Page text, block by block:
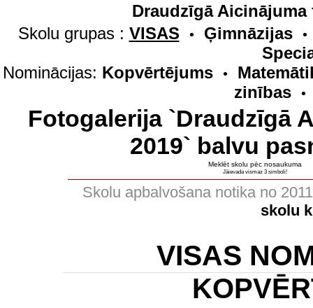
Draudzīgā
Skolu grupas : VISAS • Ģimnāzijas •
Nominācijas: Kopvērtējums •
zinības
•
Fotogalerija `Draudzīgā
2019` balvu
Meklēt skolu pēc nosaukuma
Jāievada vismaz 3 simboli!
Skolu apbalvošana notika no
skolu
VISAS